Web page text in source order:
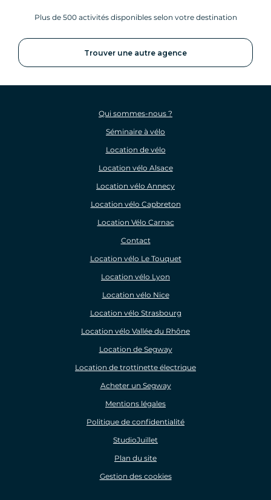
Plus de 500 activités disponibles selon votre destination
Trouver une autre agence
Qui sommes-nous ?
Séminaire à vélo
Location de vélo
Location vélo Alsace
Location vélo Annecy
Location vélo Capbreton
Location Vélo Carnac
Contact
Location vélo Le Touquet
Location vélo Lyon
Location vélo Nice
Location vélo Strasbourg
Location vélo Vallée du Rhône
Location de Segway
Location de trottinette électrique
Acheter un Segway
Mentions légales
Politique de confidentialité
StudioJuillet
Plan du site
Gestion des cookies